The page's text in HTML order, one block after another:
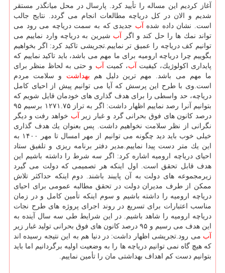
آغاز كردیم این مساله را تأیید كرد. پارسال در محل میانگذر مستقر
شدیم و الان در كل دریاچه مطالعات انجام می گردد. نتایج جالب
است. نشان داده شده آب جدیدی كه به سمت دریاچه می رود می
تواند نمك ها را حل كند و اگر آب شیرین به دریاچه وارد نماییم می
توانیم كف دریاچه را عمیق تر نماییم.تجریشی تاكید كرد: اگر بخواهیم
بگوییم چرا دریاچه ارومیه برای ما مهم می باشد، باید تاكید نماییم كه
پایداری اكولوژیك، كیفیت آب، كمیت آب و حتی به لحاظ منظر برای
ما مهم می باشد. مهم ترین دلیل هم بهداشت و سلامت مردم
است.وی با طرح این پرسش كه آیا می توانیم پیش از احیای كامل
دریاچه، حد واسطی را برای هدف گذاری های خودمان قایل شویم كه
بتوانیم آنرا رصد نماییم اظهار داشت: اگر به تراز ۱۲۷۱.۷۵ برسیم ۹۵
درصد كانون های فوق بحرانی گرد و غبار زیر آب خواهد رفت و دیگر
نگرانی از نظر سلامت نخواهیم داشت. پس بعنوان یك هدف گذاری
خیلی خوب باید دید چگونه می توانیم از مهر امسال تا مهر ۱۴۰۰ به
این یك متر دست پیدا نماییم.مدیر دفتر برنامه ریزی و تلفیق ستاد
احیای دریاچه ارومیه اشاره كرد: اگر سه شرط را داشته باشیم این
هدف قابل تحقق است. اول اینكه هر تصمیمی كه دولت می گیرد
زیرمجموعه های دولت به آن پایبند باشند. دوم اینكه حداكثر تلاش
ممكن از طرف مدیران دولت در تحقق مطالبه عمومی برای احیای
دریاچه ارومیه را داشته باشیم و سوم اینكه تأمین كامل و در زمان
مناسب اعتبارات برای تسریع در روند اجرای پروژه های طرح نجات
دریاچه ارومیه را شاهد باشیم. در این شرایط طی سه سال آینده به
این هدف می رسیم و ۹۵ درصد كانون های فوق بحرانی تولید غبار زیر
آب می رود.تجریشی اظهار داشت: در دنیا هم به این نتیجه رسیده اند
كه هیچ گاه نمی توانیم دریاچه ها را به وضعیت اولیه برگردانیم اما باید
بتوانیم دست كم اهداف بهداشتی مان را تأمین نماییم.